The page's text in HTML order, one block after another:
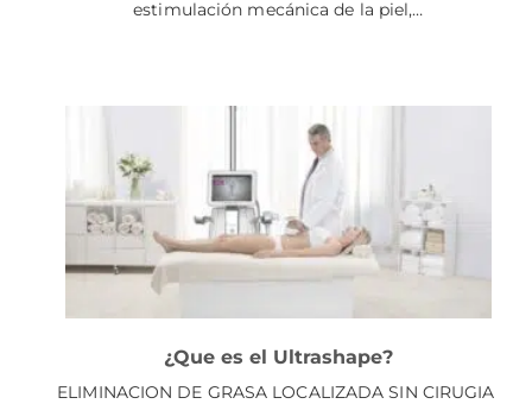
estimulación mecánica de la piel,…
¿Que es el Ultrashape?
ELIMINACION DE GRASA LOCALIZADA SIN CIRUGIA